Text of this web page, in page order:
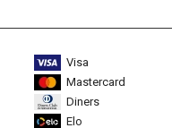
Visa
Mastercard
Diners
Elo